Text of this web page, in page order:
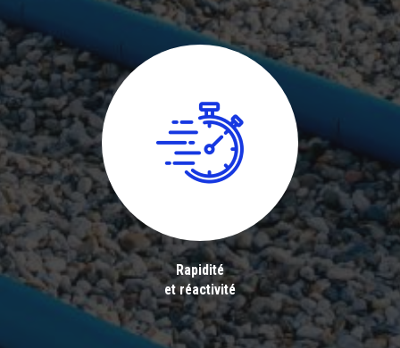
Rapidité
et réactivité